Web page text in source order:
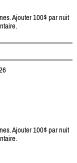
Ajouter 100$ par nuit
Ajouter 100$ par nuit